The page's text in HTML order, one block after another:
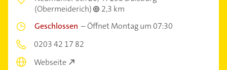
(Obermeiderich)
2,3 km
Geschlossen –Öffnet Montag um 07:30
0203 42 17 82
Webseite